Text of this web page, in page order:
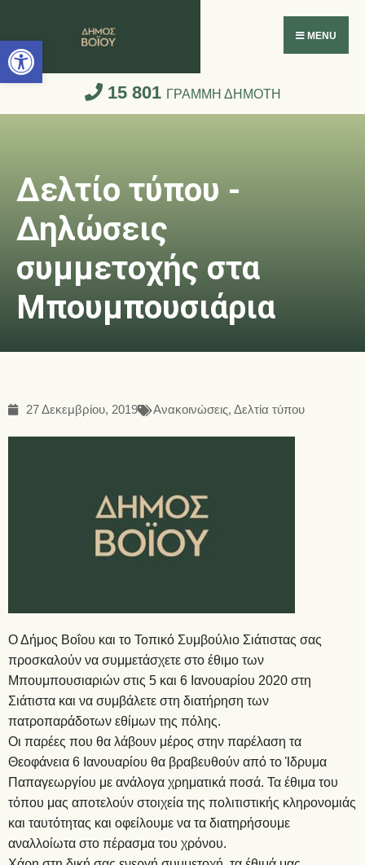
Ανοίξτε τη γραμμή εργαλείων
MENU
15 801 ΓΡΑΜΜΗ ΔΗΜΟΤΗ
Δελτίο τύπου -
Δηλώσεις
συμμετοχής στα
Μπουμπουσιάρια
27 Δεκεμβρίου, 2019 Ανακοινώσεις,Δελτία τύπου
Ο Δήμος Βοΐου και το Τοπικό Συμβούλιο Σιάτιστας σας
προσκαλούν να συμμετάσχετε στο έθιμο των
Μπουμπουσιαριών στις 5 και 6 Ιανουαρίου 2020 στη
Σιάτιστα και να συμβάλετε στη διατήρηση των
πατροπαράδοτων εθίμων της πόλης.
Οι παρέες που θα λάβουν μέρος στην παρέλαση τα
Θεοφάνεια 6 Ιανουαρίου θα βραβευθούν από το Ίδρυμα
Παπαγεωργίου με ανάλογα χρηματικά ποσά. Τα έθιμα του
τόπου μας αποτελούν στοιχεία της πολιτιστικής κληρονομιάς
και ταυτότητας και οφείλουμε να τα διατηρήσουμε
αναλλοίωτα στο πέρασμα του χρόνου.